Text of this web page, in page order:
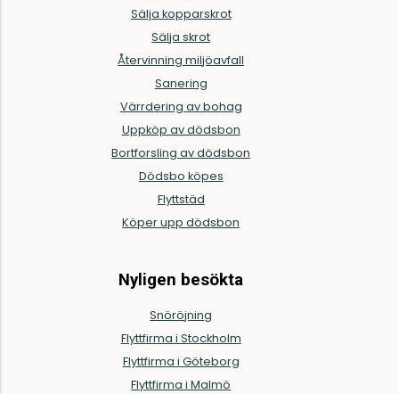
Sälja kopparskrot
Sälja skrot
Återvinning miljöavfall
Sanering
Värrdering av bohag
Uppköp av dödsbon
Bortforsling av dödsbon
Dödsbo köpes
Flyttstäd
Köper upp dödsbon
Nyligen besökta
Snöröjning
Flyttfirma i Stockholm
Flyttfirma i Göteborg
Flyttfirma i Malmö